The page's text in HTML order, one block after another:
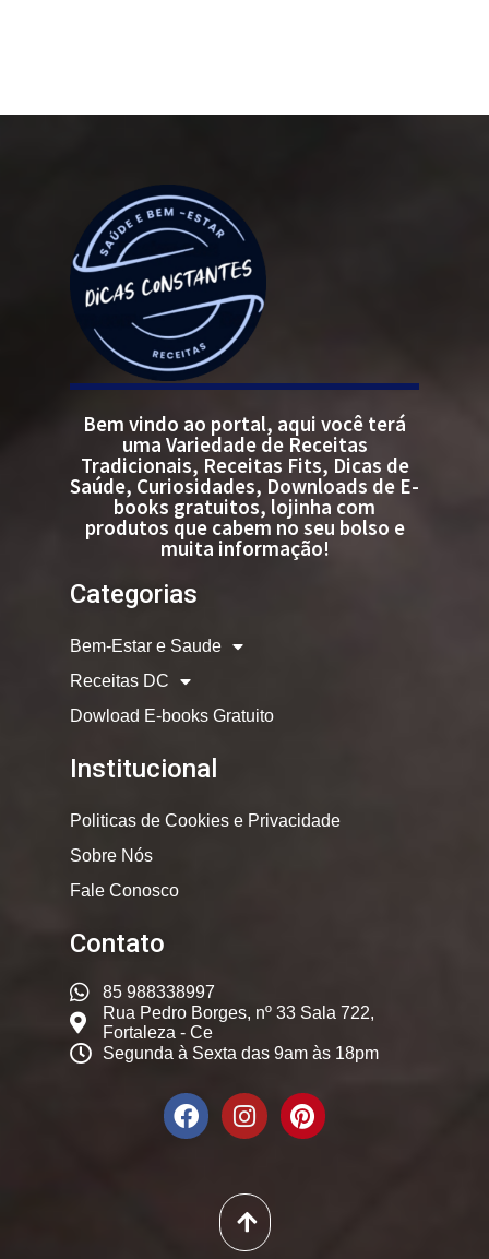
Bem vindo ao portal, aqui você terá
uma Variedade de Receitas
Tradicionais, Receitas Fits, Dicas de
Saúde, Curiosidades, Downloads de E-
books gratuitos, lojinha com
produtos que cabem no seu bolso e
muita informação!
Categorias
Bem-Estar e Saude
Receitas DC
Dowload E-books Gratuito
Institucional
Politicas de Cookies e Privacidade
Sobre Nós
Fale Conosco
Contato
85 988338997
Rua Pedro Borges, nº 33 Sala 722,
Fortaleza - Ce
Segunda à Sexta das 9am às 18pm